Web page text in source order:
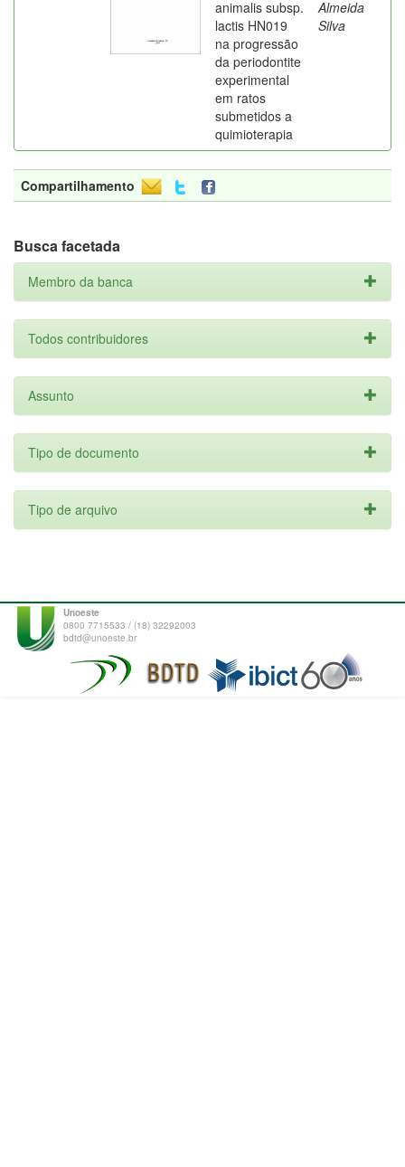
animalis subsp.
lactis HN019
na progressão
da periodontite
experimental
em ratos
submetidos a
quimioterapia
Almeida
Silva
Compartilhamento
Busca facetada
Membro da banca
Todos contribuidores
Assunto
Tipo de documento
Tipo de arquivo
Unoeste
0800 7715533 / (18) 32292003
bdtd@unoeste.br